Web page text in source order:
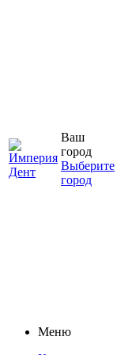
Ваш
город
Выберите
город
Меню